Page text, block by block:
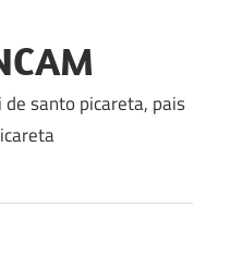
santo picareta, pais